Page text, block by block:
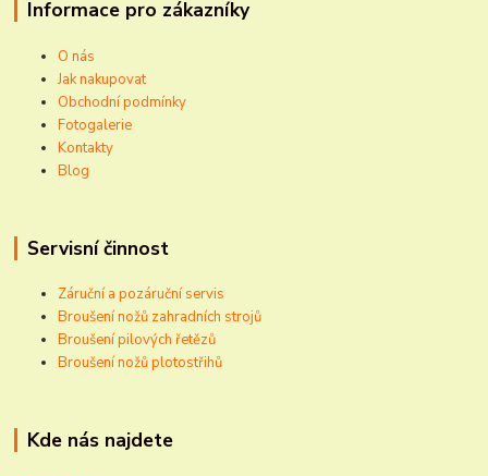
Informace pro zákazníky
O nás
Jak nakupovat
Obchodní podmínky
Fotogalerie
Kontakty
Blog
Servisní činnost
Záruční a pozáruční servis
Broušení nožů zahradních strojů
Broušení pilových řetězů
Broušení nožů plotostřihů
Kde nás najdete